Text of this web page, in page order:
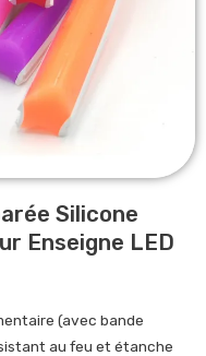
Silicone
Enseigne LED
(avec bande
au feu et étanche